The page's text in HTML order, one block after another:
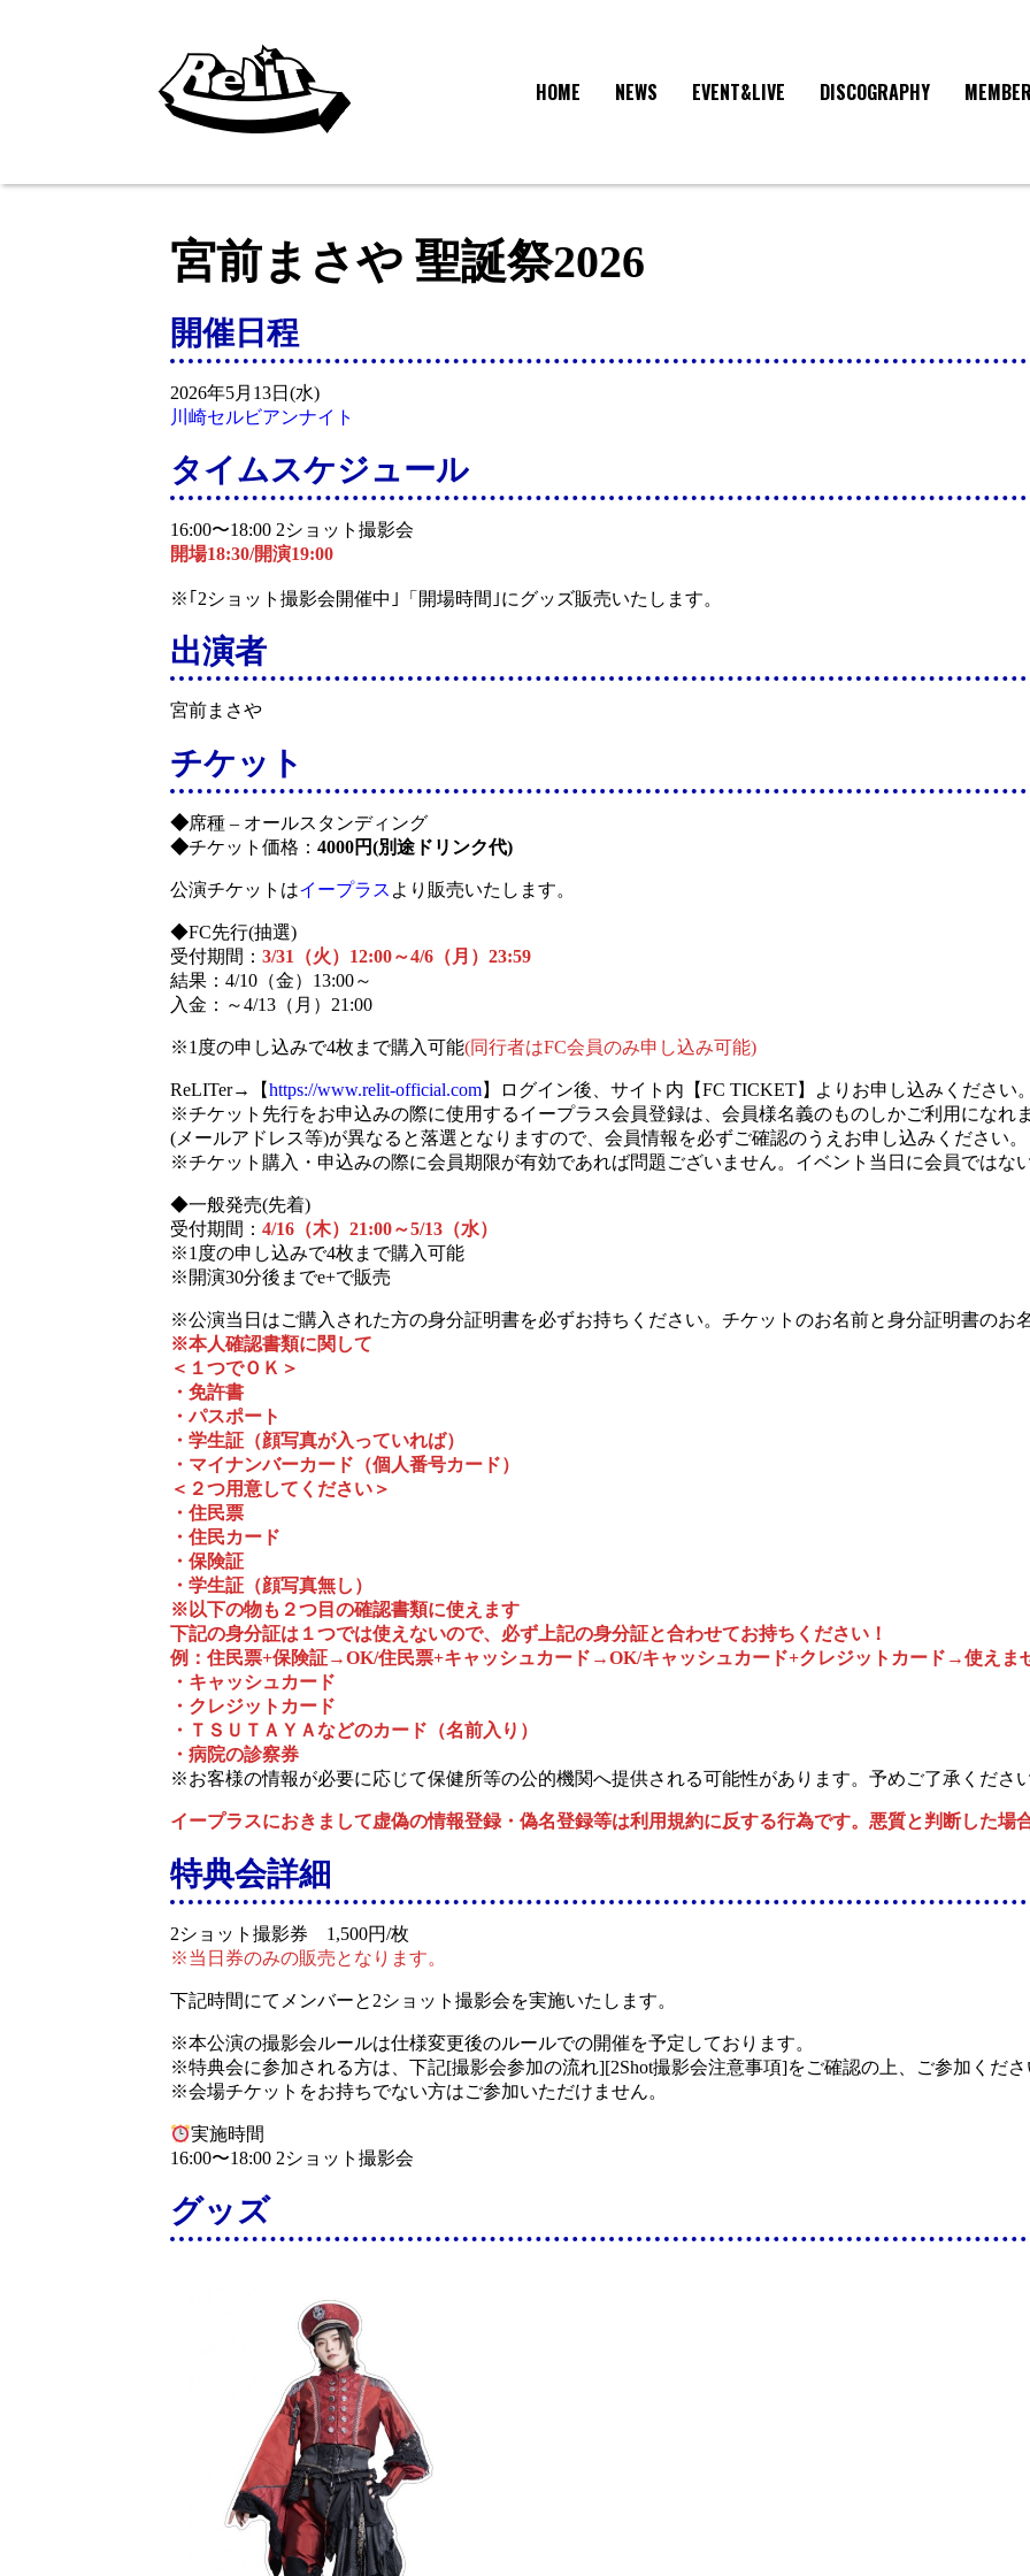
HOME NEWS EVENT&LIVE DISCOGRAPHY
宮前まさや 聖誕祭2026
開催日程
2026年5月13日(水)
川崎セルビアンナイト
タイムスケジュール
16:00〜18:00 2ショット撮影会
開場18:30/開演19:00
※｢2ショット撮影会開催中｣「開場時間｣にグッズ販売いたします。
出演者
宮前まさや
チケット
◆席種 – オールスタンディング
◆チケット価格： 4000円(別途ドリンク代)
公演チケットはイープラス より販売いたします。
◆FC先行(抽選)
受付期間： 3/31（火）12:00～4/6（月）23:59
結果：4/10（金）13:00～
入金：～4/13（月）21:00
※1度の申し込みで4枚まで購入可能(同行者はFC会員のみ申し込み可能)
ReLITer→【https://www.relit-official.com】ログイン後、サイト内【FC TICKET】よりお申し込みください
※チケット先行をお申込みの際に使用するイープラス会員登録は、会員様名義のものしかご利用になれ
(メールアドレス等)が異なると落選となりますので、会員情報を必ずご確認のうえお申し込みください。
※チケット購入・申込みの際に会員期限が有効であれば問題ございません。イベント当日に会員ではな
◆一般発売(先着)
受付期間： 4/16（木）21:00～5/13（水）
※1度の申し込みで4枚まで購入可能
※開演30分後までe+で販売
※公演当日はご購入された方の身分証明書を必ずお持ちください。チケットのお名前と身分証明書のお
※本人確認書類に関して
＜１つでＯＫ＞
・免許書
・パスポート
・学生証（顔写真が入っていれば）
・マイナンバーカード（個人番号カード）
＜２つ用意してください＞
・住民票
・住民カード
・保険証
・学生証（顔写真無し）
※以下の物も２つ目の確認書類に使えます
下記の身分証は１つでは使えないので、必ず上記の身分証と合わせてお持ちください！
例：住民票+保険証→OK/住民票+キャッシュカード→OK/キャッシュカード+クレジットカード→使えま
・キャッシュカード
・クレジットカード
・ＴＳＵＴＡＹＡなどのカード（名前入り）
・病院の診察券
※お客様の情報が必要に応じて保健所等の公的機関へ提供される可能性があります。予めご了承くださ
イープラスにおきまして虚偽の情報登録・偽名登録等は利用規約に反する行為です。悪質と判断した場
特典会詳細
2ショット撮影券 1,500円/枚
※当日券のみの販売となります。
下記時間にてメンバーと2ショット撮影会を実施いたします。
※本公演の撮影会ルールは仕様変更後のルールでの開催を予定しております。
※特典会に参加される方は、下記[撮影会参加の流れ][2Shot撮影会注意事項]をご確認の上、ご参加くだ
※会場チケットをお持ちでない方はご参加いただけません。
実施時間
16:00〜18:00 2ショット撮影会
グッズ